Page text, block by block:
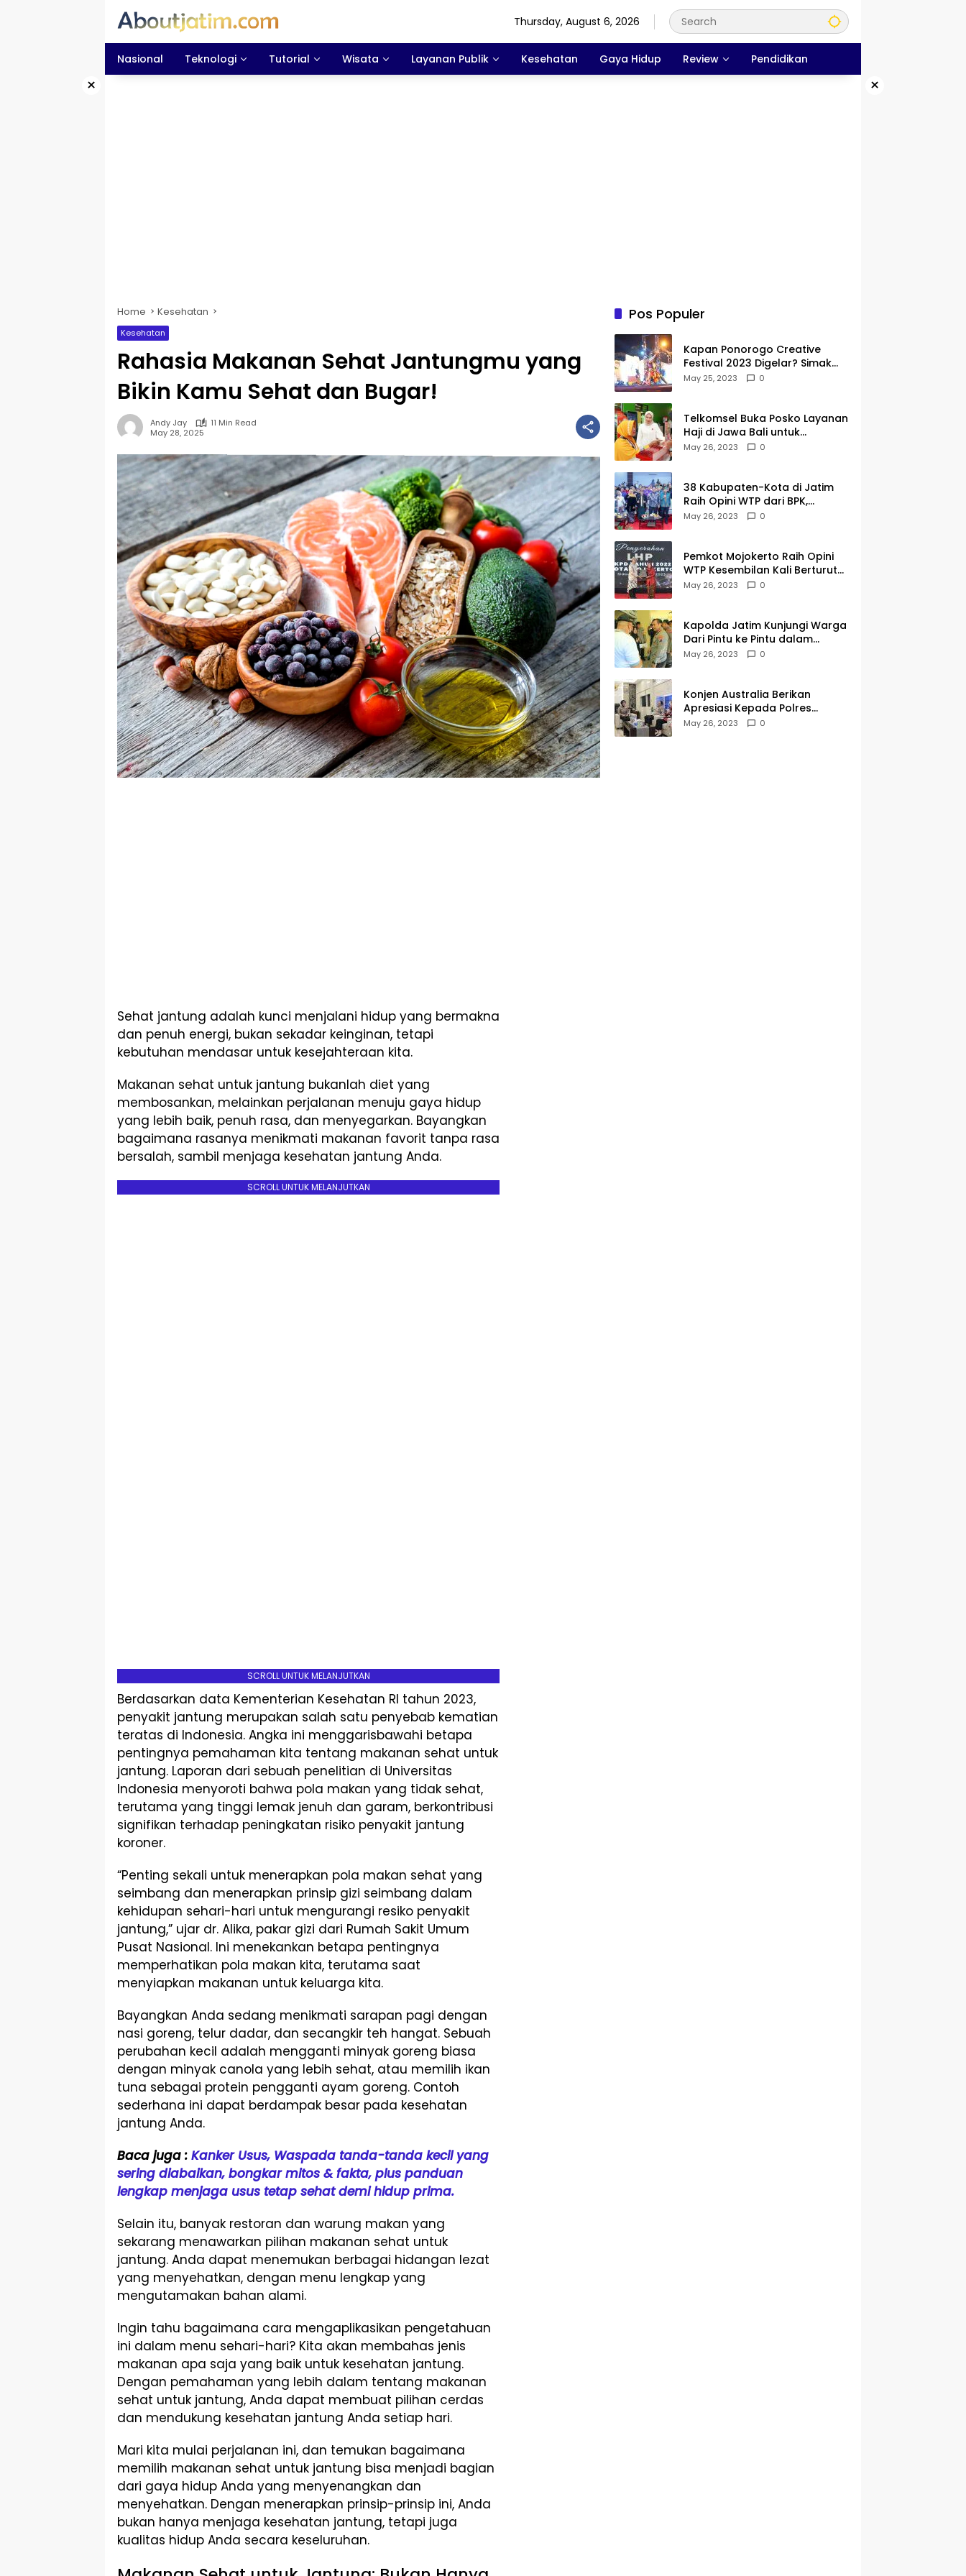
Thursday, August 6, 2026
Nasional Teknologi Tutorial Wisata Layanan Publik Kesehatan Gaya Hidup Review Pendidikan
× ×
Home Kesehatan
Kesehatan
Rahasia Makanan Sehat Jantungmu yang
Bikin Kamu Sehat dan Bugar!
Andy Jay
11 Min Read
May 28, 2025
Sehat jantung adalah kunci menjalani hidup yang bermakna
dan penuh energi, bukan sekadar keinginan, tetapi
kebutuhan mendasar untuk kesejahteraan kita.
Makanan sehat untuk jantung bukanlah diet yang
membosankan, melainkan perjalanan menuju gaya hidup
yang lebih baik, penuh rasa, dan menyegarkan. Bayangkan
bagaimana rasanya menikmati makanan favorit tanpa rasa
bersalah, sambil menjaga kesehatan jantung Anda.
SCROLL UNTUK MELANJUTKAN
SCROLL UNTUK MELANJUTKAN
Berdasarkan data Kementerian Kesehatan RI tahun 2023,
penyakit jantung merupakan salah satu penyebab kematian
teratas di Indonesia. Angka ini menggarisbawahi betapa
pentingnya pemahaman kita tentang makanan sehat untuk
jantung. Laporan dari sebuah penelitian di Universitas
Indonesia menyoroti bahwa pola makan yang tidak sehat,
terutama yang tinggi lemak jenuh dan garam, berkontribusi
signifikan terhadap peningkatan risiko penyakit jantung
koroner.
“Penting sekali untuk menerapkan pola makan sehat yang
seimbang dan menerapkan prinsip gizi seimbang dalam
kehidupan sehari-hari untuk mengurangi resiko penyakit
jantung,” ujar dr. Alika, pakar gizi dari Rumah Sakit Umum
Pusat Nasional. Ini menekankan betapa pentingnya
memperhatikan pola makan kita, terutama saat
menyiapkan makanan untuk keluarga kita.
Bayangkan Anda sedang menikmati sarapan pagi dengan
nasi goreng, telur dadar, dan secangkir teh hangat. Sebuah
perubahan kecil adalah mengganti minyak goreng biasa
dengan minyak canola yang lebih sehat, atau memilih ikan
tuna sebagai protein pengganti ayam goreng. Contoh
sederhana ini dapat berdampak besar pada kesehatan
jantung Anda.
Baca juga : Kanker Usus, Waspada tanda-tanda kecil yang
sering diabaikan, bongkar mitos & fakta, plus panduan
lengkap menjaga usus tetap sehat demi hidup prima.
Selain itu, banyak restoran dan warung makan yang
sekarang menawarkan pilihan makanan sehat untuk
jantung. Anda dapat menemukan berbagai hidangan lezat
yang menyehatkan, dengan menu lengkap yang
mengutamakan bahan alami.
Ingin tahu bagaimana cara mengaplikasikan pengetahuan
ini dalam menu sehari-hari? Kita akan membahas jenis
makanan apa saja yang baik untuk kesehatan jantung.
Dengan pemahaman yang lebih dalam tentang makanan
sehat untuk jantung, Anda dapat membuat pilihan cerdas
dan mendukung kesehatan jantung Anda setiap hari.
Mari kita mulai perjalanan ini, dan temukan bagaimana
memilih makanan sehat untuk jantung bisa menjadi bagian
dari gaya hidup Anda yang menyenangkan dan
menyehatkan. Dengan menerapkan prinsip-prinsip ini, Anda
bukan hanya menjaga kesehatan jantung, tetapi juga
kualitas hidup Anda secara keseluruhan.
Pos Populer
Kapan Ponorogo Creative
Festival 2023 Digelar? Simak
Tanggalnya DISINI
May 25, 2023 0
Telkomsel Buka Posko Layanan
Haji di Jawa Bali untuk
Membantu Jemaah dalam
May 26, 2023 0
38 Kabupaten-Kota di Jatim
Raih Opini WTP dari BPK,
Gubernur Khofifah Apresiasi
May 26, 2023 0
Pemkot Mojokerto Raih Opini
WTP Kesembilan Kali Berturut-
turut dari BPK Jawa Timur
May 26, 2023 0
Kapolda Jatim Kunjungi Warga
Dari Pintu ke Pintu dalam
Kegiatan Jumat Curhat dan
May 26, 2023 0
Konjen Australia Berikan
Apresiasi Kepada Polres
Tanjungperak yang Konsisten
May 26, 2023 0